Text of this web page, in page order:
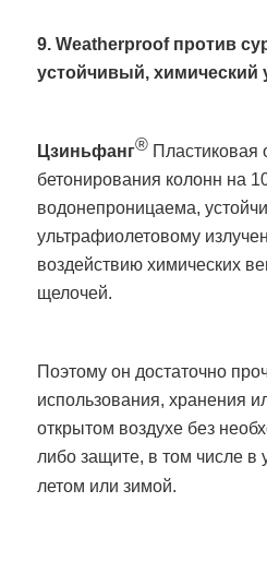
9. Weatherproof против
устойчивый, химический
Цзиньфанг® Пластиковая
бетонирования колонн на
водонепроницаема,
ультрафиолетовому
воздействию химических
щелочей.
Поэтому он достаточно
использования, хранения
открытом воздухе без
либо защите, в том числе в
летом или зимой.